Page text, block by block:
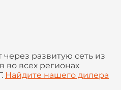
развитую сеть из
во всех регионах
Найдите нашего дилера